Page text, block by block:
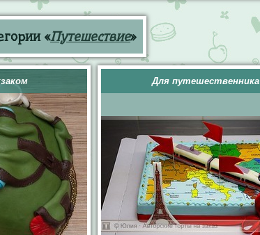
«Путешествие»
Для путешественника